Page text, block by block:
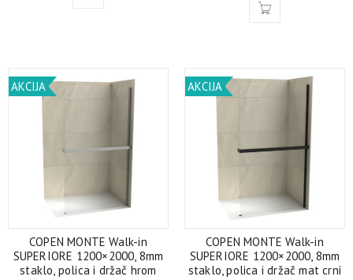
AKCIJA
COPEN MONTE Walk-in
SUPERIORE 1200×2000, 8mm
staklo, polica i držač hrom
AKCIJA
COPEN MONTE Walk-in
SUPERIORE 1200×2000, 8mm
staklo, polica i držač mat crni